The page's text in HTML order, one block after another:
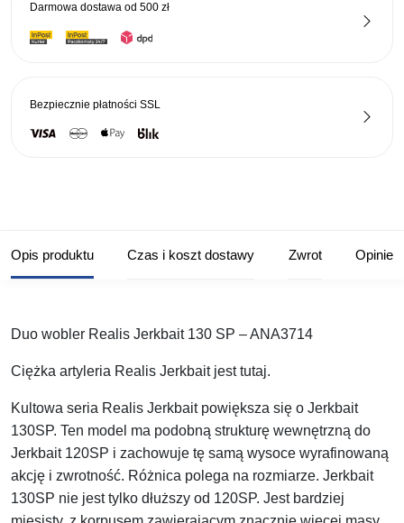
Darmowa dostawa od 500 zł
Bezpiecznie płatności SSL
Opis produktu Czas i koszt dostawy Zwrot Opinie
Duo wobler Realis Jerkbait 130 SP – ANA3714
Ciężka artyleria Realis Jerkbait jest tutaj.
Kultowa seria Realis Jerkbait powiększa się o Jerkbait
130SP. Ten model ma podobną strukturę wewnętrzną do
Jerkbait 120SP i zachowuje tę samą wysoce wyrafinowaną
akcję i zwrotność. Różnica polega na rozmiarze. Jerkbait
130SP nie jest tylko dłuższy od 120SP. Jest bardziej